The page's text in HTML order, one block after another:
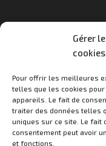
Gérer
cookies
Pour offrir les meilleures
telles que les cookies
appareils. Le fait de
traiter des données telles
uniques sur ce site. Le fait
consentement peut avoir
et fonctions.
Lundi : 9h à 11h30
Mardi : 15h à 18h
Jeudi : 15h à 18h30
Vendredi : 9h à 11h30